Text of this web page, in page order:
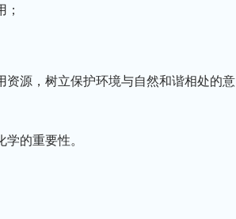
源，树立保护环境与自然和谐相处的意
的重要性。